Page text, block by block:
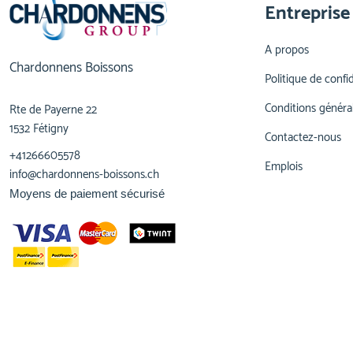
Chardonnens Boissons
Rte de Payerne 22
1532 Fétigny
+41266605578
info@chardonnens-boissons.ch
Entreprise
A propos
Politique de
Conditions
Contactez-nous
Emplois
Moyens de paiement sécurisé